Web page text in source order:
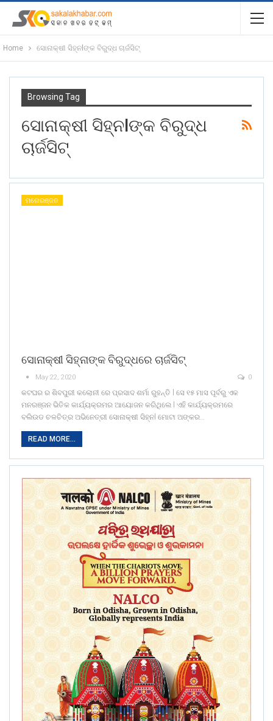
Home ସୋନାକ୍ଷୀ ସିହ୍ନlଙ୍କ ବିରୁଦ୍ଧ ଚାର୍ଜସିଟ୍
Browsing Tag
ସୋନାକ୍ଷୀ ସିହ୍ନlଙ୍କ ବିରୁଦ୍ଧ
ଚାର୍ଜସିଟ୍
ମନୋରଞ୍ଜନ
ସୋନାକ୍ଷୀ ସିହ୍ନାଙ୍କ ବିରୁଦ୍ଧରେ ଚାର୍ଜସିଟ୍
May 22, 2020 0
କଟଘର ର ଶିବପୁରୀ କଲୋନୀ ରେ ପ୍ରସାଦ ଶର୍ମା ରୁହନ୍ତି l ସେ ୧୫ ମାସ ପୂର୍ବରୁ ଏକ
ମନରଞ୍ଜନ ଭିତିକ କାର୍ଯ୍ୟକ୍ରମର ଆୟୋଜନ କରିଥିଲେ l ଏହି କାର୍ଯ୍ୟକ୍ରମରେ
ବଲିଉଡ ଚଳଚିତ୍ର ଅଭିନେତ୍ରୀ ସୋନାକ୍ଷୀ ସିହ୍ନl ମୋଟା ଅଙ୍କର…
READ MORE...